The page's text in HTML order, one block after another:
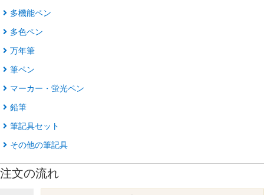
多機能ペン
多色ペン
万年筆
筆ペン
マーカー・蛍光ペン
鉛筆
筆記具セット
その他の筆記具
注文の流れ